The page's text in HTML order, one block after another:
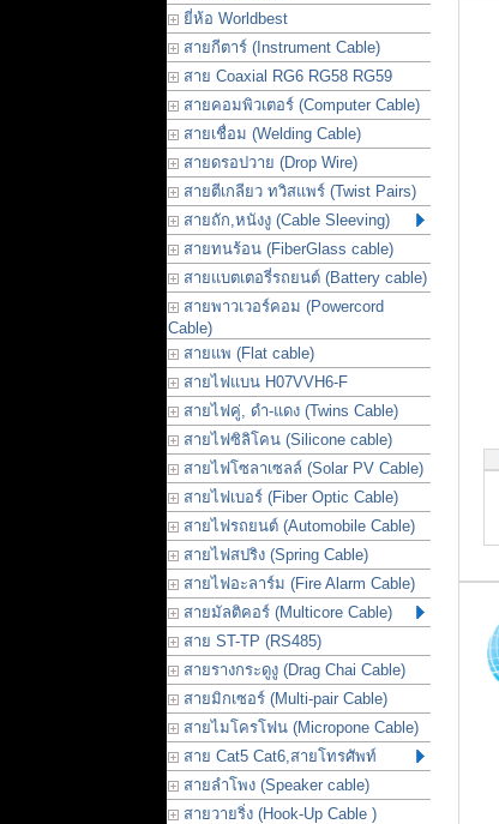
ยี่ห้อ Worldbest
สายกีตาร์ (Instrument Cable)
สาย Coaxial RG6 RG58 RG59
สายคอมพิวเตอร์ (Computer Cable)
สายเชื่อม (Welding Cable)
สายดรอปวาย (Drop Wire)
สายตีเกลียว ทวิสแพร์ (Twist Pairs)
สายถัก,หนังงู (Cable Sleeving)
สายทนร้อน (FiberGlass cable)
สายแบตเตอรี่รถยนต์ (Battery cable)
สายพาวเวอร์คอม (Powercord
Cable)
สายแพ (Flat cable)
สายไฟแบน H07VVH6-F
สายไฟคู่, ดำ-แดง (Twins Cable)
สายไฟซิลิโคน (Silicone cable)
สายไฟโซลาเซลล์ (Solar PV Cable)
สายไฟเบอร์ (Fiber Optic Cable)
สายไฟรถยนต์ (Automobile Cable)
สายไฟสปริง (Spring Cable)
สายไฟอะลาร์ม (Fire Alarm Cable)
สายมัลติคอร์ (Multicore Cable)
สาย ST-TP (RS485)
สายรางกระดูงู (Drag Chai Cable)
สายมิกเซอร์ (Multi-pair Cable)
สายไมโครโฟน (Micropone Cable)
สาย Cat5 Cat6,สายโทรศัพท์
สายลำโพง (Speaker cable)
สายวายริ่ง (Hook-Up Cable )